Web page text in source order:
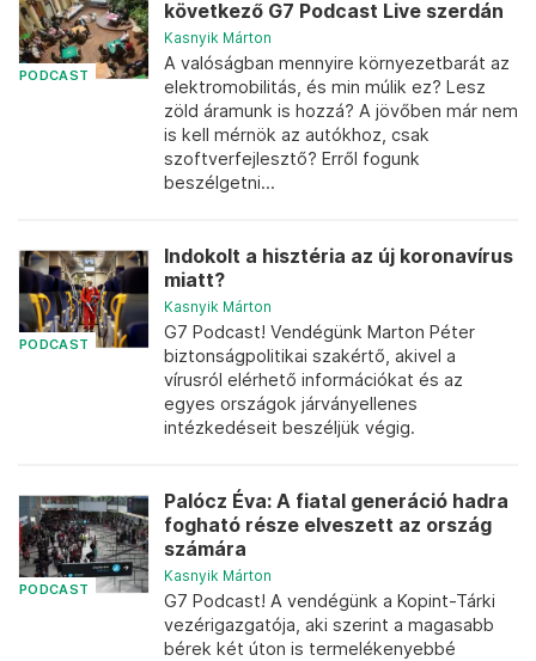
PODCAST
következő G7 Podcast Live szerdán
Kasnyik Márton
A valóságban mennyire környezetbarát az
elektromobilitás, és min múlik ez? Lesz
zöld áramunk is hozzá? A jövőben már nem
is kell mérnök az autókhoz, csak
szoftverfejlesztő? Erről fogunk
beszélgetni...
PODCAST
Indokolt a hisztéria az új koronavírus
miatt?
Kasnyik Márton
G7 Podcast! Vendégünk Marton Péter
biztonságpolitikai szakértő, akivel a
vírusról elérhető információkat és az
egyes országok járványellenes
intézkedéseit beszéljük végig.
PODCAST
Palócz Éva: A fiatal generáció hadra
fogható része elveszett az ország
számára
Kasnyik Márton
G7 Podcast! A vendégünk a Kopint-Tárki
vezérigazgatója, aki szerint a magasabb
bérek két úton is termelékenyebbé